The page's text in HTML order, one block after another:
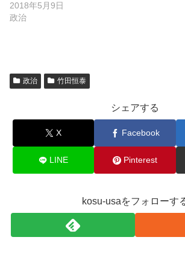
2018年5月9日
政治
政治 竹田恒泰
シェアする
X Facebook
LINE Pinterest
kosu-usaをフォローす